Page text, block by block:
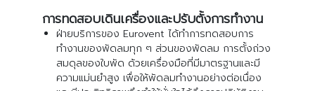
การทดสอบเดินเครื่องและปรับตั้งการทำงาน
ฝ่ายบริการของ Eurovent ได้ทำการทดสอบการ
ทำงานของพัดลมทุก ๆ ส่วนของพัดลม การตั้งถ่วง
สมดุลของใบพัด ด้วยเครื่องมือที่มีมาตรฐานและมี
ความแม่นยำสูง เพื่อให้พัดลมทำงานอย่างต่อเนื่อง